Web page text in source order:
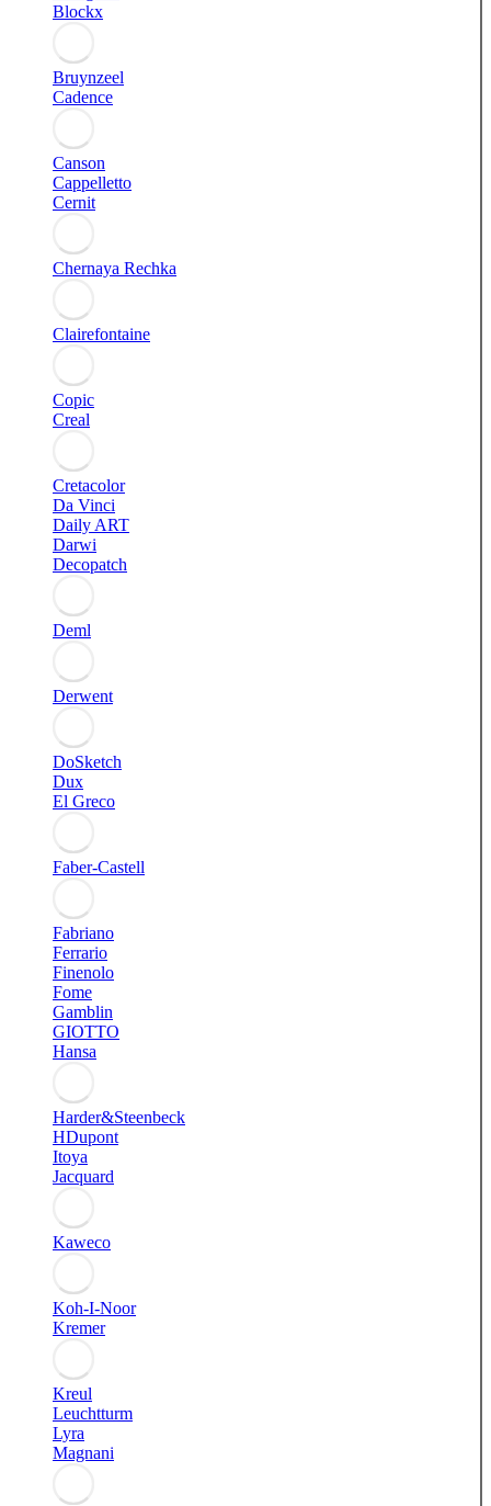
Blockx
Bruynzeel
Cadence
Canson
Cappelletto
Cernit
Chernaya Rechka
Clairefontaine
Copic
Creal
Cretacolor
Da Vinci
Daily ART
Darwi
Decopatch
Deml
Derwent
DoSketch
Dux
El Greco
Faber-Castell
Fabriano
Ferrario
Finenolo
Fome
Gamblin
GIOTTO
Hansa
Harder&Steenbeck
HDupont
Itoya
Jacquard
Kaweco
Koh-I-Noor
Kremer
Kreul
Leuchtturm
Lyra
Magnani